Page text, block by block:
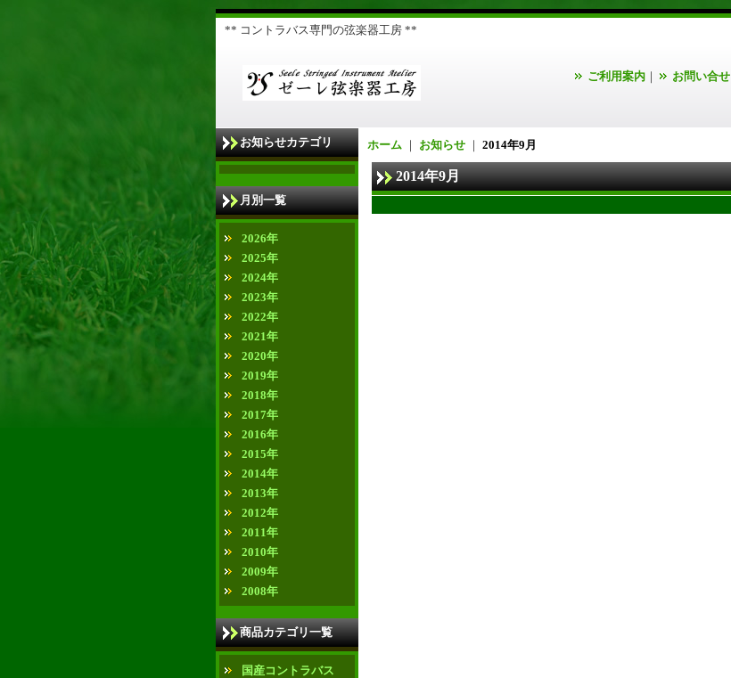
** コントラバス専門の弦楽器工房 **
ご利用案内 ｜ お問い合せ
お知らせカテゴリ
月別一覧
2026年
2025年
2024年
2023年
2022年
2021年
2020年
2019年
2018年
2017年
2016年
2015年
2014年
2013年
2012年
2011年
2010年
2009年
2008年
商品カテゴリ一覧
国産コントラバス
ホーム ｜ お知らせ ｜ 2014年9月
2014年9月